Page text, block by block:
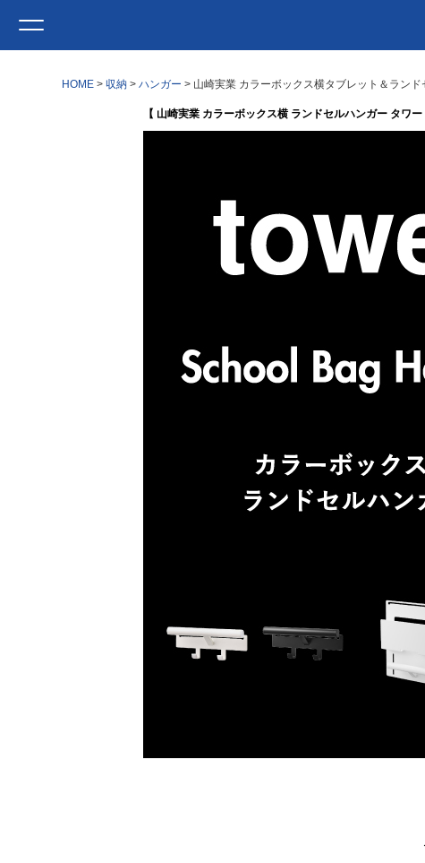
HOME 収納 ハンガー 山崎実業 カラーボックス横タブレット＆ラン
【 山崎実業 カラーボックス横 ランドセルハンガー タワー